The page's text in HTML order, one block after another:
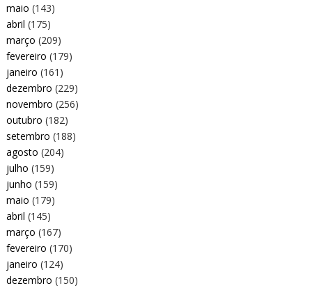
maio (143)
abril (175)
março (209)
fevereiro (179)
janeiro (161)
dezembro (229)
novembro (256)
outubro (182)
setembro (188)
agosto (204)
julho (159)
junho (159)
maio (179)
abril (145)
março (167)
fevereiro (170)
janeiro (124)
dezembro (150)